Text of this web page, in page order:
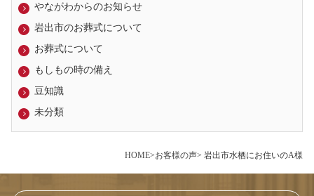
やながわからのお知らせ
岩出市のお葬式について
お葬式について
もしもの時の備え
豆知識
未分類
HOME>お客様の声> 岩出市水栖にお住いのA様